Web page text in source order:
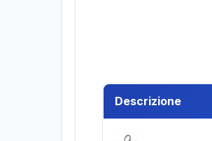
Descrizione